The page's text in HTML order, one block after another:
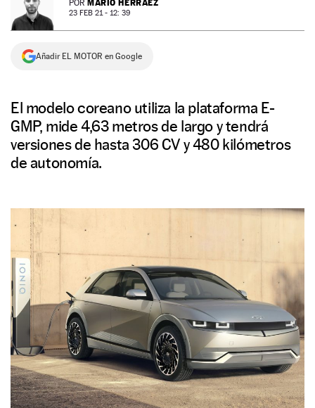
NEWSLETTER
SÍGUENOS
POR MARIO HERRÁEZ
23 FEB 21 - 12: 39
Añadir EL MOTOR en Google
El modelo coreano utiliza la plataforma E-
GMP, mide 4,63 metros de largo y tendrá
versiones de hasta 306 CV y 480 kilómetros
de autonomía.